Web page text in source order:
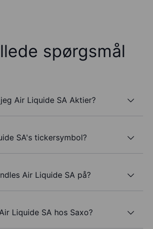
spørgsmål
Air Liquide SA Aktier?
SA's tickersymbol?
Air Liquide SA på?
Liquide SA hos Saxo?